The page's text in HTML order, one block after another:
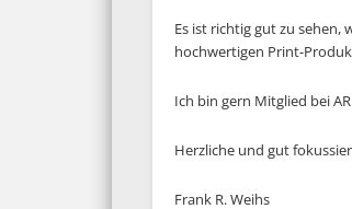
Es ist richtig gut zu sehen,
hochwertigen Print-
Ich bin gern Mitglied bei
Herzliche und gut
Frank R. Weihs